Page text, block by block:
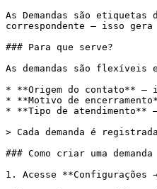
As Demandas são
correspondente — isso
### Para que serve?
As demandas são flexíveis
* **Origem do contato** —
* **Motivo de
* **Tipo de atendimento**
> Cada demanda é
### Como criar uma demanda
1. Acesse **Configurações →